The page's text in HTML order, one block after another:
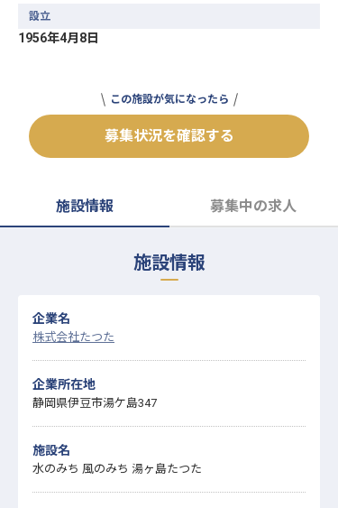
無料 転職サポートに申し込む
設立
1956年4月8日
この施設が気になったら
募集状況を確認する
施設情報 募集中の求人
施設情報
企業名
株式会社たつた
企業所在地
静岡県伊豆市湯ケ島347
施設名
水のみち 風のみち 湯ヶ島たつた